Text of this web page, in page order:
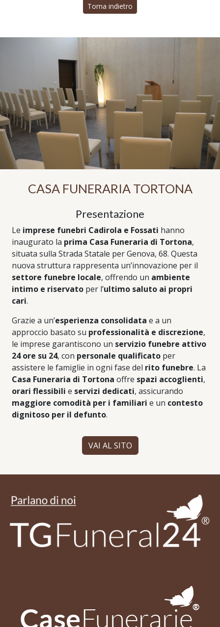
Torna indietro
CASA FUNERARIA TORTONA
Presentazione
Le imprese funebri Cadirola e Fossati hanno
inaugurato la prima Casa Funeraria di Tortona,
situata sulla Strada Statale per Genova, 68. Questa
nuova struttura rappresenta un’innovazione per il
settore funebre locale, offrendo un ambiente
intimo e riservato per l’ultimo saluto ai propri
cari.
Grazie a un’esperienza consolidata e a un
approccio basato su professionalità e discrezione,
le imprese garantiscono un servizio funebre attivo
24 ore su 24, con personale qualificato per
assistere le famiglie in ogni fase del rito funebre. La
Casa Funeraria di Tortona offre spazi accoglienti,
orari flessibili e servizi dedicati, assicurando
maggiore comodità per i familiari e un contesto
dignitoso per il defunto.
VAI AL SITO